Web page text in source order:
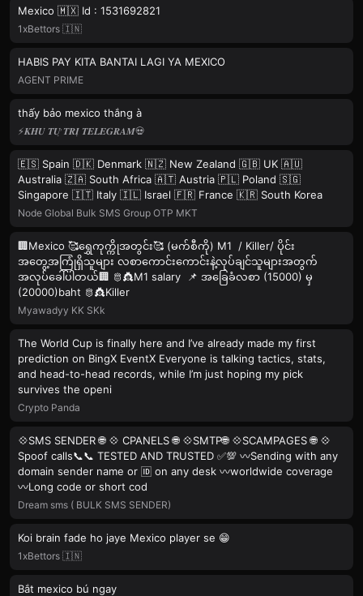
Mexico 🇲🇽 Id : 1531692821
1xBettors 🇮🇳
HABIS PAY KITA BANTAI LAGI YA MEXICO
AGENT PRIME
thấy bảo mexico thắng à
⚡️𝑲𝑯𝑼 𝑻𝑼̛̣ 𝑻𝑹𝑰̣ 𝑻𝑬𝑳𝑬𝑮𝑹𝑨𝑴💀
🇪🇸 Spain 🇩🇰 Denmark 🇳🇿 New Zealand 🇬🇧 UK 🇦🇺
Australia 🇿🇦 South Africa 🇦🇹 Austria 🇵🇱 Poland 🇸🇬
Singapore 🇮🇹 Italy 🇮🇱 Israel 🇫🇷 France 🇰🇷 South Korea
Node Global Bulk SMS Group OTP MKT
🏢Mexico 🥰ရွှေကုက္ကိုအတွင်း🥰 (မက်စီကို) M1 / Killer/ ပိုင်း
အတွေ့အကြုံရှိသူများ လစာကောင်းကောင်းနဲ့လုပ်ချင်သူများအတွက်
အလုပ်ခေါ်ပါတယ်🏢 🫅👸M1 salary 📌 အခြေခံလစာ (15000) မှ
(20000)baht 🫅👸Killer
Myawadyy KK SKk
The World Cup is finally here and I’ve already made my first
prediction on BingX EventX Everyone is talking tactics, stats,
and head-to-head records, while I’m just hoping my pick
survives the openi
Crypto Panda
💠SMS SENDER 🌐 💠 CPANELS 🌐 💠SMTP🌐 💠SCAMPAGES 🌐 💠
Spoof calls📞📞 TESTED AND TRUSTED ✅💯 〰️Sending with any
domain sender name or 🆔 on any desk 〰️worldwide coverage
〰️Long code or short cod
Dream sms ( BULK SMS SENDER)
Koi brain fade ho jaye Mexico player se 😁
1xBettors 🇮🇳
Bắt mexico bú ngay